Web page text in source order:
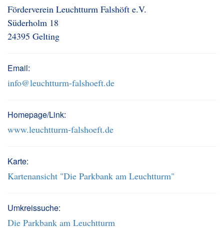
Förderverein Leuchtturm Falshöft e.V.
Süderholm 18
24395 Gelting
Email:
info@leuchtturm-falshoeft.de
Homepage/Link:
www.leuchtturm-falshoeft.de
Karte:
Kartenansicht "Die Parkbank am Leuchtturm"
Umkreissuche:
Die Parkbank am Leuchtturm